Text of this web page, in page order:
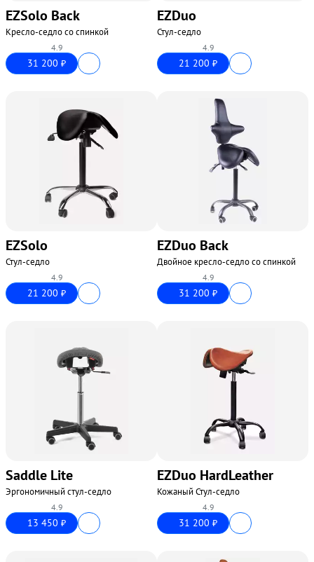
EZSolo Back
Кресло-седло со спинкой
4.9
31 200 ₽
EZDuo
Стул-седло
4.9
21 200 ₽
EZSolo
Стул-седло
4.9
21 200 ₽
EZDuo Back
Двойное кресло-седло со спинкой
4.9
31 200 ₽
Saddle Lite
Эргономичный стул-седло
4.9
13 450 ₽
EZDuo HardLeather
Кожаный Стул-седло
4.9
31 200 ₽